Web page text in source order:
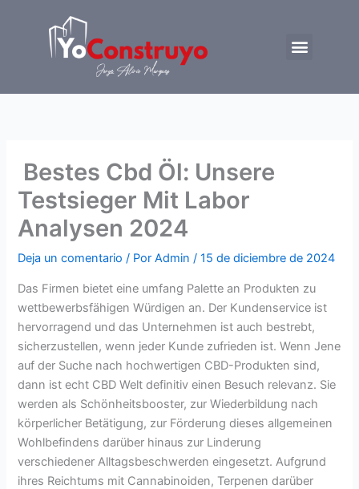
contenido
Menu
️ Bestes Cbd Öl: Unsere
Testsieger Mit Labor
Analysen 2024
Deja un comentario / PorAdmin/15 de diciembre de 2024
Das Firmen bietet eine umfang Palette an Produkten zu
wettbewerbsfähigen Würdigen an. Der Kundenservice ist
hervorragend und das Unternehmen ist auch bestrebt,
sicherzustellen, wenn jeder Kunde zufrieden ist. Wenn Jene
auf der Suche nach hochwertigen CBD-Produkten sind,
dann ist echt CBD Welt definitiv einen Besuch relevanz. Sie
werden als Schönheitsbooster, zur Wiederbildung nach
körperlicher Betätigung, zur Förderung dieses allgemeinen
Wohlbefindens darüber hinaus zur Linderung
verschiedener Alltagsbeschwerden eingesetzt. Aufgrund
ihres Reichtums mit Cannabinoiden, Terpenen darüber